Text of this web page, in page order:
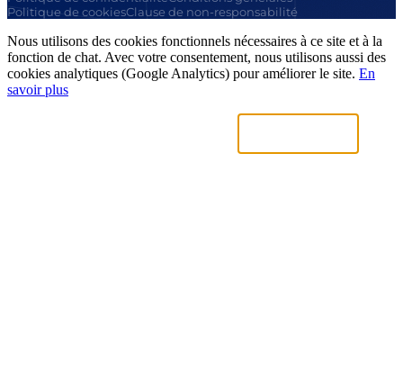
Politique de cookiesClause de non-responsabilité
Nous utilisons des cookies fonctionnels nécessaires à ce site et à la
fonction de chat. Avec votre consentement, nous utilisons aussi des
cookies analytiques (Google Analytics) pour améliorer le site. En
savoir plus